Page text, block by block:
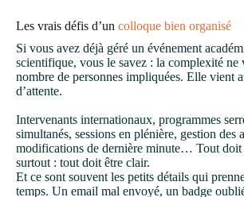
Les vrais défis d’un colloque bien organisé
Si vous avez déjà géré un événement
scientifique, vous le savez : la complexité ne
nombre de personnes impliquées. Elle vient
d’attente.
Intervenants internationaux, programmes
simultanés, sessions en plénière, gestion des
modifications de dernière minute… Tout doit
surtout : tout doit être clair.
Et ce sont souvent les petits détails qui
temps. Un email mal envoyé, un badge